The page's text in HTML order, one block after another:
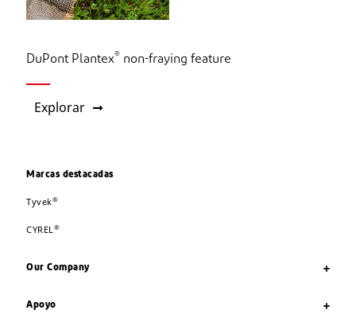
DuPont Plantex® non-fraying feature
Explorar
Marcas destacadas
Tyvek®
CYREL ®
Our Company
Apoyo